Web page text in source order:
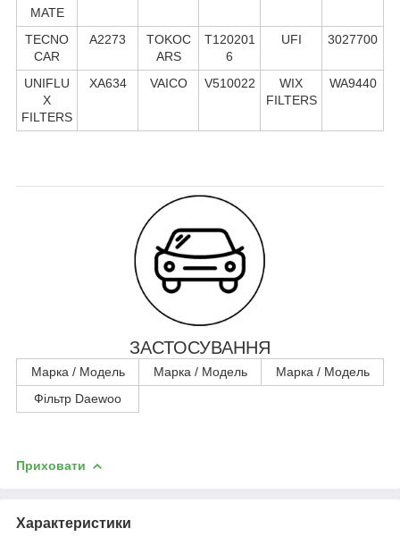
MATE
TECNO
CAR
A2273
TOKOC
ARS
T120201
6
UFI 3027700
UNIFLU
X
FILTERS
XA634 VAICO V510022
WIX
FILTERS
WA9440
ЗАСТОСУВАННЯ
Марка / Модель Марка / Модель
Марка / Модель
Фільтр Daewoo
Приховати
Характеристики